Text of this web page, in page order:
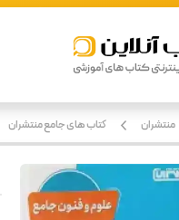
منتشران کتاب های جامع منتشران